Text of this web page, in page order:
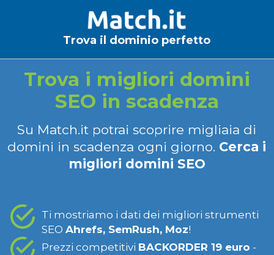
Trova il dominio perfetto
Trova i migliori domini
SEO in scadenza
Su Match.it potrai scoprire migliaia di
domini in scadenza ogni giorno. Cerca i
migliori domini SEO
Ti mostriamo i dati dei migliori strumenti
SEO Ahrefs, SemRush, Moz!
Prezzi competitivi BACKORDER 19 euro -